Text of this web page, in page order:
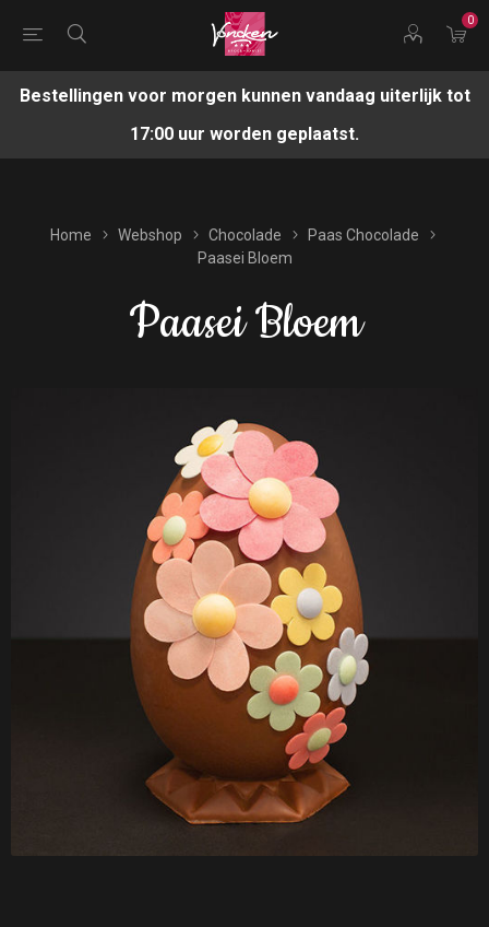
0
Bestellingen voor morgen kunnen vandaag uiterlijk tot
17:00 uur worden geplaatst.
Home Webshop Chocolade
Paas Chocolade
Paasei Bloem
Paasei Bloem